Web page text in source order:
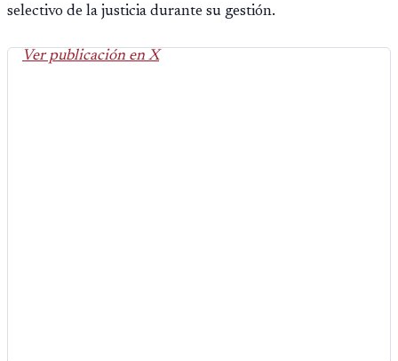
selectivo de la justicia durante su gestión.
Ver publicación en X